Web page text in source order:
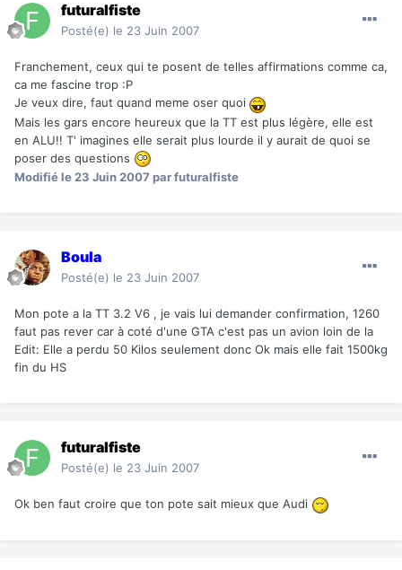
futuralfiste
Posté(e) le 23 Juin 2007
Franchement, ceux qui te posent de telles affirmations comme ca,
ca me fascine trop :P
Je veux dire, faut quand meme oser quoi
Mais les gars encore heureux que la TT est plus légère, elle est
en ALU!! T' imagines elle serait plus lourde il y aurait de quoi se
poser des questions
Modifiéle 23 Juin 2007 par futuralfiste
Boula
Posté(e) le 23 Juin 2007
Mon pote a la TT 3.2 V6 , je vais lui demander confirmation, 1260
faut pas rever car à coté d'une GTA c'est pas un avion loin de la
Edit: Elle a perdu 50 Kilos seulement donc Ok mais elle fait 1500kg
fin du HS
futuralfiste
Posté(e) le 23 Juin 2007
Ok ben faut croire que ton pote sait mieux que Audi